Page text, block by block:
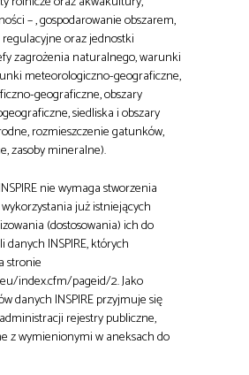
– , gospodarowanie obszarem,
oraz jednostki
zagrożenia naturalnego, warunki
meteorologiczno-geograficzne,
geograficzne, obszary
siedliska i obszary
rozmieszczenie gatunków,
zasoby mineralne).
nie wymaga stworzenia
już istniejących
(dostosowania) ich do
INSPIRE, których
stronie
index.cfm/pageid/2. Jako
danych INSPIRE przyjmuje się
rejestry publiczne,
z wymienionymi w aneksach do